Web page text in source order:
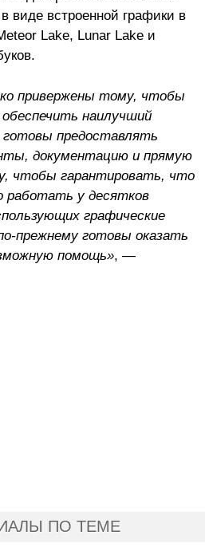
виде встроенной графики в
Lake, Lunar Lake и
привержены тому, чтобы
наилучший
предоставлять
документацию и прямую
чтобы гарантировать, что
работать у десятков
графические
прежнему готовы оказать
помощь», —
ПО ТЕМЕ